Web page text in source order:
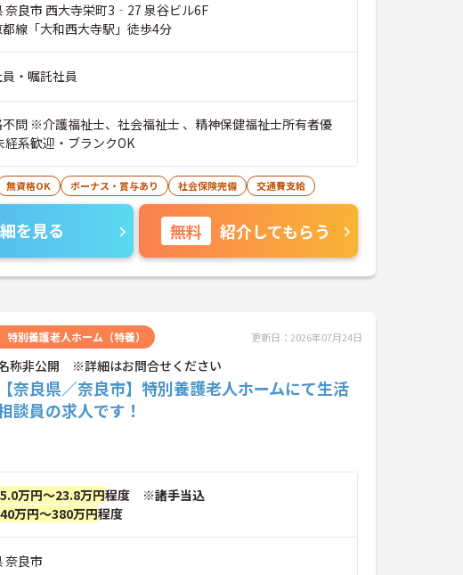
奈良市 西大寺栄町3‐27 泉谷ビル6F
線「大和西大寺駅」徒歩4分
・嘱託社員
問 ※介護福祉士、社会福祉士 、精神保健福祉士所有者優
系歓迎・ブランクOK
無資格OK ボーナス・賞与あり 社会保険完備 交通費支給
を見る 無料 紹介してもらう
特別養護老人ホーム（特養） 更新日：2026年07月24日
称非公開 ※詳細はお問合せください
【奈良県／奈良市】特別養護老人ホームにて生活
談員の求人です！
万円～23.8万円程度 ※諸手当込
万円～380万円程度
奈良市